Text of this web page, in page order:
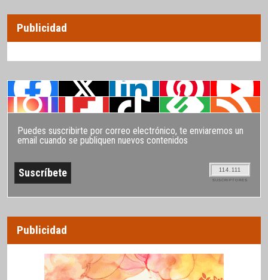
Publicidad
Puedes suscribirte por correo electrónico, te enviaremos un
email cuando se publiquen nuevos contenidos
114.111
SUSCRIPTORES
Publicidad